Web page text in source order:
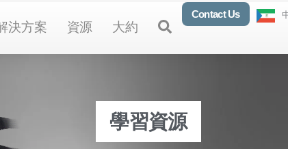
Products
決方案 Open Solutions
資源 Open Resources
大約 Open About
Open
Contact Us
學習資源